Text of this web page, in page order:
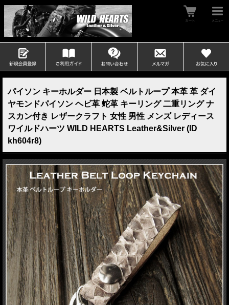
パイソン キーホルダー 日本製 ベルトループ 本革 革 ダイ
ヤモンドパイソン ヘビ革 蛇革 キーリング 二重リング ナ
スカン付き レザークラフト 女性 男性 メンズ レディース
ワイルドハーツ WILD HEARTS Leather&Silver (ID
kh604r8)